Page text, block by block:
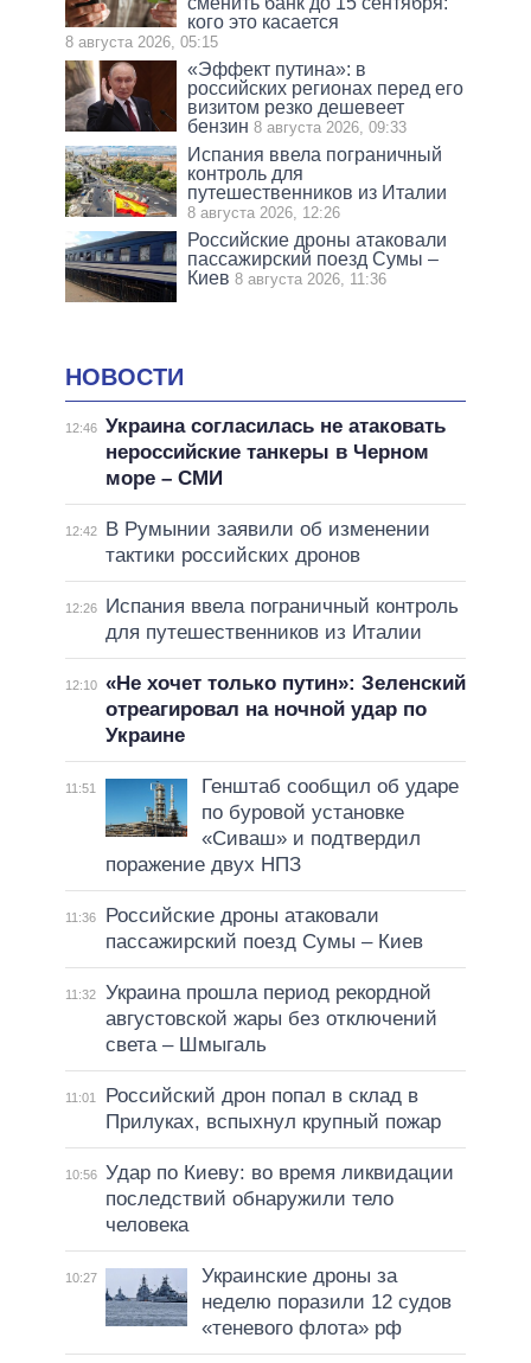
кого это касается
8 августа 2026, 05:15
«Эффект путина»: в
российских регионах перед его
визитом резко дешевеет
бензин 8 августа 2026, 09:33
Испания ввела пограничный
контроль для
путешественников из Италии
8 августа 2026, 12:26
Российские дроны атаковали
пассажирский поезд Сумы –
Киев 8 августа 2026, 11:36
НОВОСТИ
12:46 Украина согласилась не атаковать
нероссийские танкеры в Черном
море – СМИ
12:42
В Румынии заявили об изменении
тактики российских дронов
12:26
Испания ввела пограничный контроль
для путешественников из Италии
12:10 «Не хочет только путин»: Зеленский
отреагировал на ночной удар по
Украине
11:51
Генштаб сообщил об ударе
по буровой установке
«Сиваш» и подтвердил
поражение двух НПЗ
11:36
Российские дроны атаковали
пассажирский поезд Сумы – Киев
11:32
Украина прошла период рекордной
августовской жары без отключений
света – Шмыгаль
11:01
Российский дрон попал в склад в
Прилуках, вспыхнул крупный пожар
10:56 Удар по Киеву: во время ликвидации
последствий обнаружили тело
человека
10:27
Украинские дроны за
неделю поразили 12 судов
«теневого флота» рф